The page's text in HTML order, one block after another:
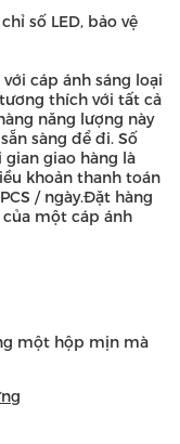
số LED, bảo vệ
cáp ánh sáng loại
thích với tất cả
năng lượng này
sàng để đi. Số
giao hàng là
khoản thanh toán
/ ngày.Đặt hàng
một cáp ánh
một hộp mịn mà